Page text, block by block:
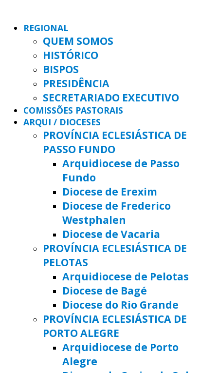
REGIONAL
QUEM SOMOS
HISTÓRICO
BISPOS
PRESIDÊNCIA
SECRETARIADO EXECUTIVO
COMISSÕES PASTORAIS
ARQUI / DIOCESES
PROVÍNCIA ECLESIÁSTICA DE
PASSO FUNDO
Arquidiocese de Passo
Fundo
Diocese de Erexim
Diocese de Frederico
Westphalen
Diocese de Vacaria
PROVÍNCIA ECLESIÁSTICA DE
PELOTAS
Arquidiocese de Pelotas
Diocese de Bagé
Diocese do Rio Grande
PROVÍNCIA ECLESIÁSTICA DE
PORTO ALEGRE
Arquidiocese de Porto
Alegre